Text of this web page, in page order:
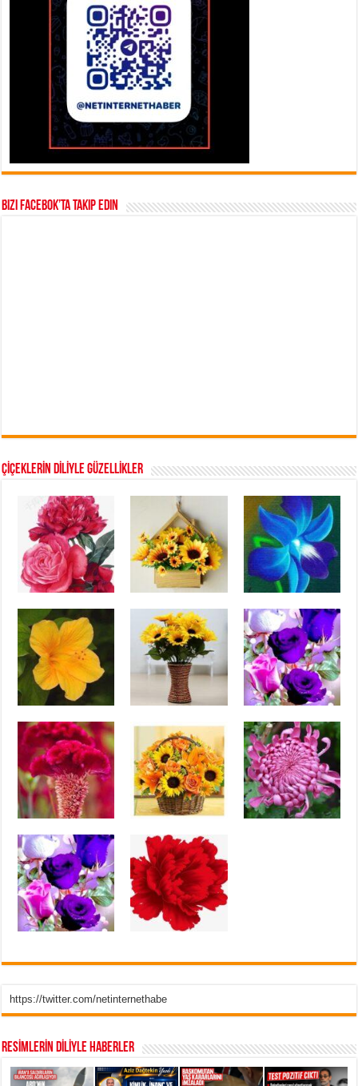
Bizi Facebok’ta takip edin
ÇİÇEKLERİN DİLİYLE GÜZELLİKLER
https://twitter.com/netinternethabe
RESİMLERİN DİLİYLE HABERLER